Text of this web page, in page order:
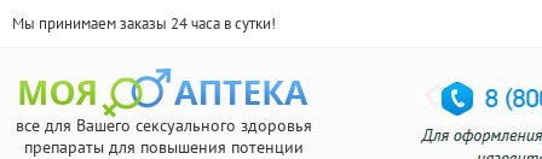
Мы принимаем заказы 24 часа в сутки!
все для Вашего сексуального здоровья
препараты для повышения потенции